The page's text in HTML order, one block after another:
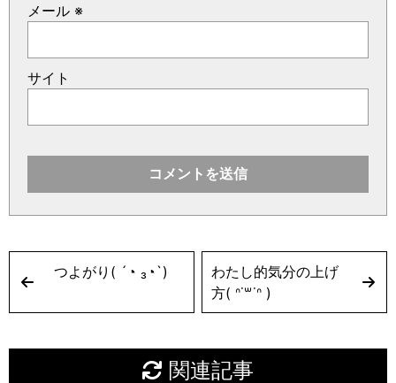
メール ※
サイト
つよがり( ´◔ ₃◔`)
わたし的気分の上げ
方( ᐢ˙꒳˙ᐢ )
関連記事